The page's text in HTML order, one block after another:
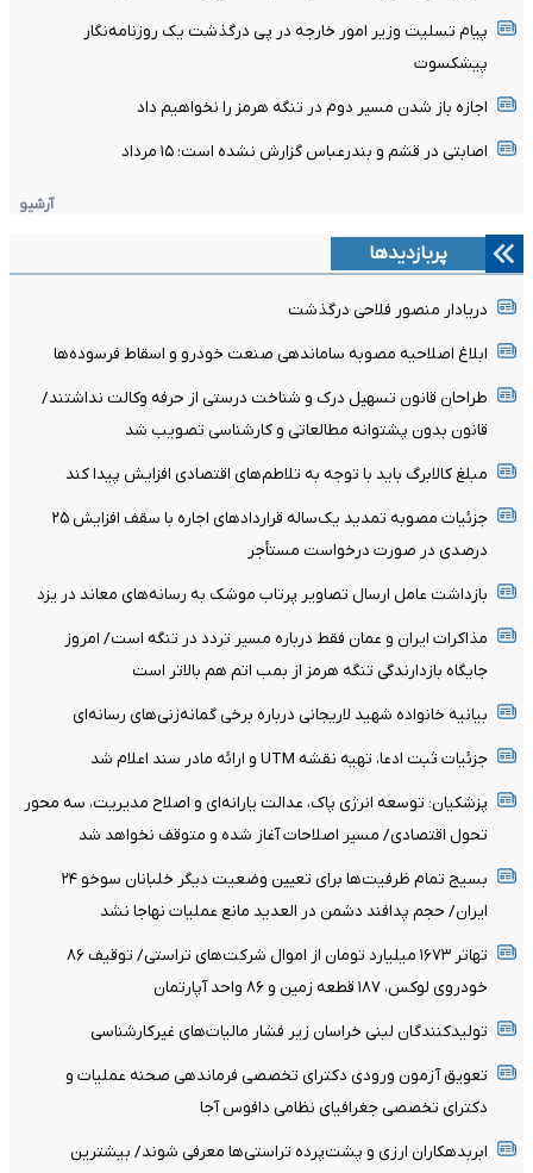
پیام تسلیت وزیر امور خارجه در پی درگذشت یک روزنامه‌نگار
پیشکسوت
اجازه باز شدن مسیر دوم در تنگه هرمز را نخواهیم داد
اصابتی در قشم و بندرعباس گزارش نشده است؛ ۱۵ مرداد
آرشیو
پربازدیدها
دریادار منصور فلاحی درگذشت
ابلاغ اصلاحیه مصوبه ساماندهی صنعت خودرو و اسقاط فرسوده‌ها
طراحان قانون تسهیل درک و شناخت درستی از حرفه وکالت نداشتند/
قانون بدون پشتوانه مطالعاتی و کارشناسی تصویب شد
مبلغ کالابرگ باید با توجه به تلاطم‌های اقتصادی افزایش پیدا کند
جزئیات مصوبه تمدید یک‌ساله قرارداد‌های اجاره با سقف افزایش ۲۵
درصدی در صورت درخواست مستأجر
بازداشت عامل ارسال تصاویر پرتاب موشک به رسانه‌های معاند در یزد
مذاکرات ایران و عمان فقط درباره مسیر تردد در تنگه است/ امروز
جایگاه بازدارندگی تنگه هرمز از بمب اتم هم بالاتر است
بیانیه خانواده شهید لاریجانی درباره برخی گمانه‌زنی‌های رسانه‌ای
جزئیات ثبت ادعا، تهیه نقشه UTM و ارائه مادر سند اعلام شد
پزشکیان: توسعه انرژی پاک، عدالت یارانه‌ای و اصلاح مدیریت، سه محور
تحول اقتصادی/ مسیر اصلاحات آغاز شده و متوقف نخواهد شد
بسیج تمام ظرفیت‌ها برای تعیین وضعیت دیگر خلبانان سوخو ۲۴
ایران/ حجم پدافند دشمن در العدید مانع عملیات نهاجا نشد
تهاتر ۱۶۷۳ میلیارد تومان از اموال شرکت‌های تراستی/ توقیف ۸۶
خودروی لوکس، ۱۸۷ قطعه زمین و ۸۶ واحد آپارتمان
تولیدکنندگان لبنی خراسان زیر فشار مالیات‌های غیرکارشناسی
تعویق آزمون ورودی دکترای تخصصی فرماندهی صحنه عملیات و
دکترای تخصصی جغرافیای نظامی دافوس آجا
ابربدهکاران ارزی و پشت‌پرده تراستی‌ها معرفی شوند/ بیشترین